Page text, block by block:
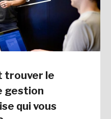
trouver le
gestion
qui vous